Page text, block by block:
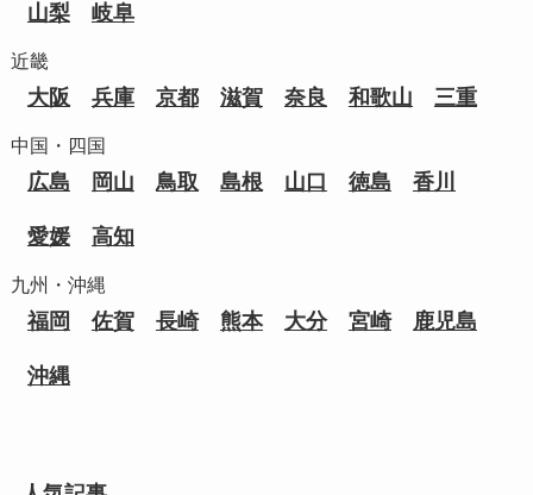
山梨 岐阜
近畿
大阪 兵庫 京都 滋賀 奈良 和歌山 三重
中国・四国
広島 岡山 鳥取 島根 山口 徳島 香川
愛媛 高知
九州・沖縄
福岡 佐賀 長崎 熊本 大分 宮崎 鹿児島
沖縄